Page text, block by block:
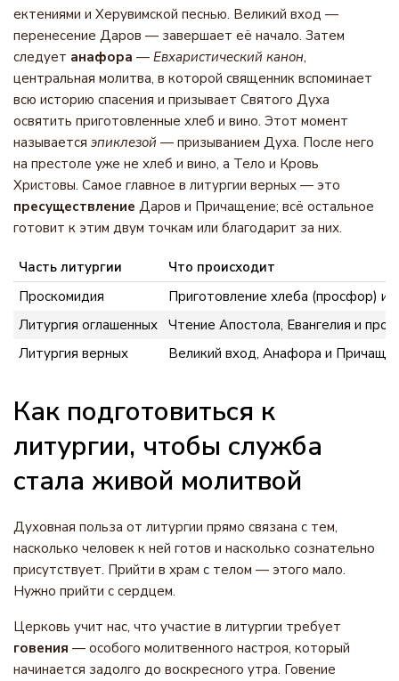
ектениями и Херувимской песнью. Великий вход —
перенесение Даров — завершает её начало. Затем
следует анафора — Евхаристический канон,
центральная молитва, в которой священник вспоминает
всю историю спасения и призывает Святого Духа
освятить приготовленные хлеб и вино. Этот момент
называется эпиклезой — призыванием Духа. После него
на престоле уже не хлеб и вино, а Тело и Кровь
Христовы. Самое главное в литургии верных — это
пресуществление Даров и Причащение; всё остальное
готовит к этим двум точкам или благодарит за них.
Часть литургии
Что происходит
Проскомидия
Приготовление хлеба (просфор) и
Литургия оглашенных Чтение Апостола, Евангелия и
Литургия верных
Великий вход, Анафора и
Как подготовиться к
литургии, чтобы служба
стала живой молитвой
Духовная польза от литургии прямо связана с тем,
насколько человек к ней готов и насколько сознательно
присутствует. Прийти в храм с телом — этого мало.
Нужно прийти с сердцем.
Церковь учит нас, что участие в литургии требует
говения — особого молитвенного настроя, который
начинается задолго до воскресного утра. Говение